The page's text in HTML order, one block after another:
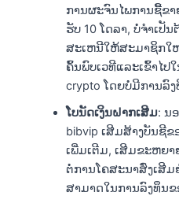
ການຜະຈົນໄພການຊື້ຂ
ຮັບ 10 ໂດລາ, ບໍ່ຈໍາເປັ
ສະເຫນີໃຫ້ສະມາຊິກໃ
ຄົ້ນພົບເວທີແລະເຂົ້າໄປ
crypto ໂດຍບໍ່ມີການລົ
ໂບນັດເງິນຝາກເສີມ: ນ
bibvip ເສີມສ້າງບັນຊີ
ເພີ່ມເຕີມ, ເສີມຂະຫຍ
ຕໍ່ການໂຄສະນາສົ່ງເສີມ
ສາມາດໃນການລົງທຶນຂ